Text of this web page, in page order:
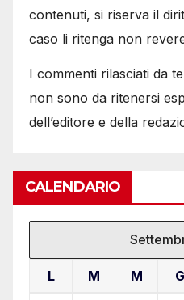
contenuti, si riserva il
caso li ritenga non
I commenti rilasciati da
non sono da ritenersi
dell’editore e della
CALENDARIO
L M M G